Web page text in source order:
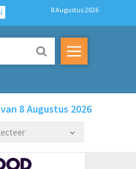
8 Augustus 2026
van 8 Augustus 2026